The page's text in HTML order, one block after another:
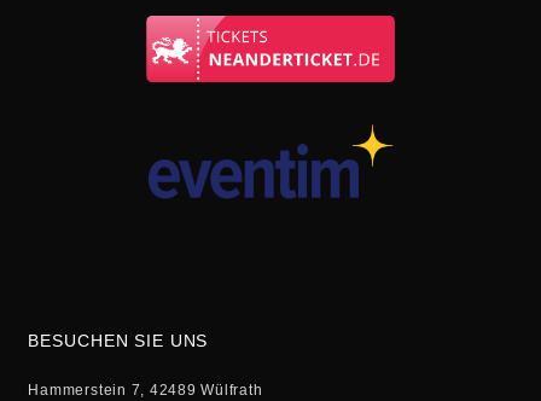
BESUCHEN SIE UNS
Hammerstein 7, 42489 Wülfrath